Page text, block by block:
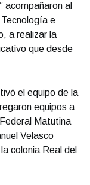
acompañaron al
e
a realizar la
que desde
el equipo de la
equipos a
Matutina
Velasco
colonia Real del